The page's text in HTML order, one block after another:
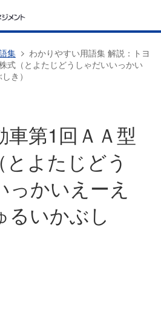
集
わかりやすい用語集 解説：トヨ
式（とよたじどうしゃだいいっかい
き）
車第1回ＡＡ型
よたじどう
っかいえーえ
るいかぶし